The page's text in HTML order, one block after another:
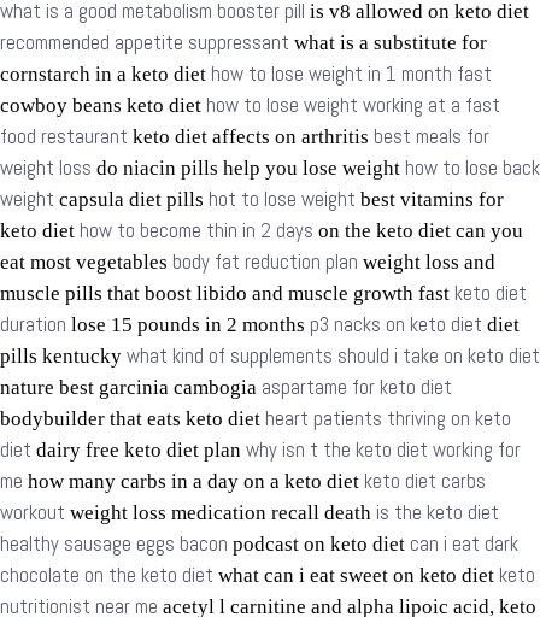
what is a good metabolism booster pill is v8 allowed on keto diet
recommended appetite suppressant what is a substitute for
cornstarch in a keto diet how to lose weight in 1 month fast
cowboy beans keto diet how to lose weight working at a fast
food restaurant keto diet affects on arthritis best meals for
weight loss do niacin pills help you lose weight how to lose back
weight capsula diet pills hot to lose weight best vitamins for
keto diet how to become thin in 2 days on the keto diet can you
eat most vegetables body fat reduction plan weight loss and
muscle pills that boost libido and muscle growth fast keto diet
duration lose 15 pounds in 2 months p3 nacks on keto diet diet
pills kentucky what kind of supplements should i take on keto diet
nature best garcinia cambogia aspartame for keto diet
bodybuilder that eats keto diet heart patients thriving on keto
diet dairy free keto diet plan why isn t the keto diet working for
me how many carbs in a day on a keto diet keto diet carbs
workout weight loss medication recall death is the keto diet
healthy sausage eggs bacon podcast on keto diet can i eat dark
chocolate on the keto diet what can i eat sweet on keto diet keto
nutritionist near me acetyl l carnitine and alpha lipoic acid, keto